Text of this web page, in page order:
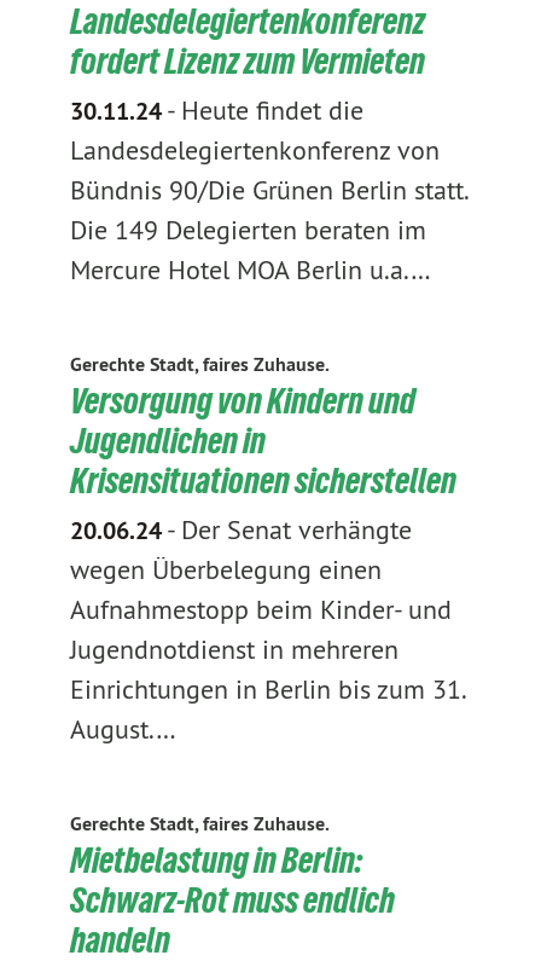
Landesdelegiertenkonferenz
fordert Lizenz zum Vermieten
30.11.24- Heute findet die
Landesdelegiertenkonferenz von
Bündnis 90/Die Grünen Berlin statt.
Die 149 Delegierten beraten im
Mercure Hotel MOA Berlin u.a.…
Gerechte Stadt, faires Zuhause.
Versorgung von Kindern und
Jugendlichen in
Krisensituationen sicherstellen
20.06.24- Der Senat verhängte
wegen Überbelegung einen
Aufnahmestopp beim Kinder- und
Jugendnotdienst in mehreren
Einrichtungen in Berlin bis zum 31.
August.…
Gerechte Stadt, faires Zuhause.
Mietbelastung in Berlin:
Schwarz-Rot muss endlich
handeln